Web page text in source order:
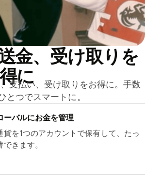
金、受け取りを
に
支払い、受け取りをお得に。手数
とつでスマートに。
ー⁠バ⁠ルにお金を管理
貨を1つのアカウントで保有して、たっ
きます。